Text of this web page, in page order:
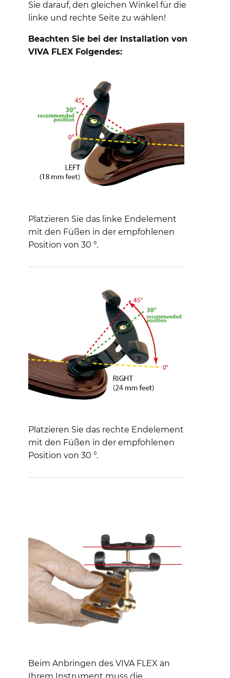
Sie darauf, den gleichen Winkel für die
linke und rechte Seite zu wählen!
Beachten Sie bei der Installation von
VIVA FLEX Folgendes:
Platzieren Sie das linke Endelement
mit den Füßen in der empfohlenen
Position von 30 °.
Platzieren Sie das rechte Endelement
mit den Füßen in der empfohlenen
Position von 30 °.
Beim Anbringen des VIVA FLEX an
Ihrem Instrument muss die